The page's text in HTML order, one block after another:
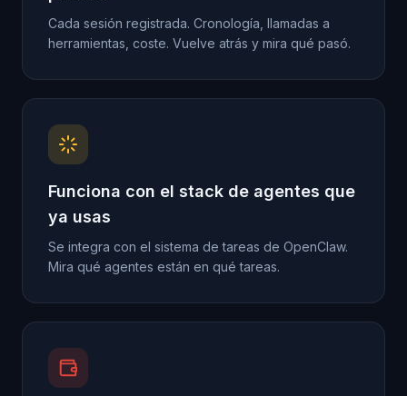
Cada sesión registrada. Cronología, llamadas a
herramientas, coste. Vuelve atrás y mira qué pasó.
Funciona con el stack de agentes que
ya usas
Se integra con el sistema de tareas de OpenClaw.
Mira qué agentes están en qué tareas.